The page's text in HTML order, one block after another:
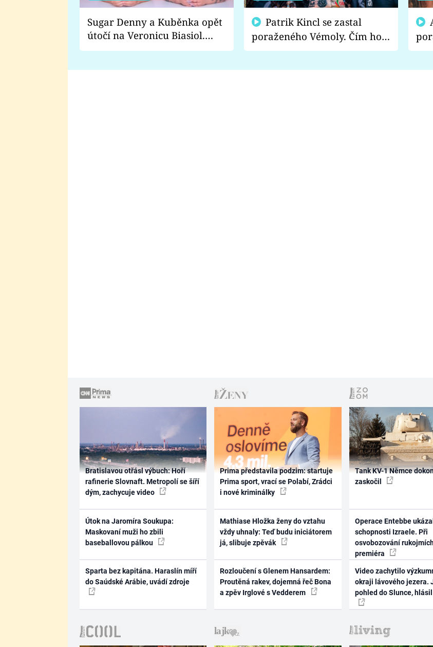
Sugar Denny a Kuběnka opět
útočí na Veronicu Biasiol.
Proč je podle nich falešná a
poraženého Vémoly. Čím ho
fanoušci naštvali?
Bratislavou otřásl výbuch: Hoří
rafinerie Slovnaft. Metropolí se šíří
dým, zachycuje video
Útok na Jaromíra Soukupa:
Maskovaní muži ho zbili
baseballovou pálkou
Sparta bez kapitána. Haraslín míří
do Saúdské Arábie, uvádí zdroje
Prima představila podzim: startuje
Prima sport, vrací se Polabí, Zrádci
i nové kriminálky
Mathiase Hložka ženy do vztahu
vždy uhnaly: Teď budu iniciátorem
já, slibuje zpěvák
Rozloučení s Glenem Hansardem:
Proutěná rakev, dojemná řeč Bona
a zpěv Irglové s Vedderem
Tank KV-1 Němce
zaskočil
Operace Entebbe
schopnosti Izraele. Při
osvobozování
premiéra
Video zachytilo
okraji lávového jezera.
pohled do Slunce,